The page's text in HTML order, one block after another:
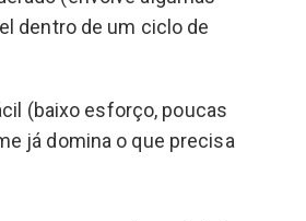
dentro de um ciclo de
(baixo esforço, poucas
já domina o que precisa